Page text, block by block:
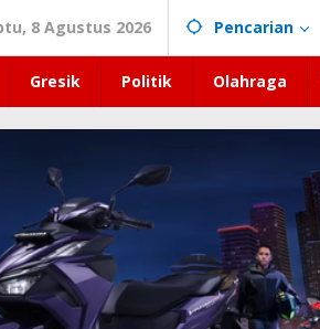
8 Agustus 2026 Pencarian
Gresik Politik Olahraga